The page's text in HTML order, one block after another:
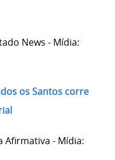
News - Mídia:
os Santos corre
Afirmativa - Mídia: